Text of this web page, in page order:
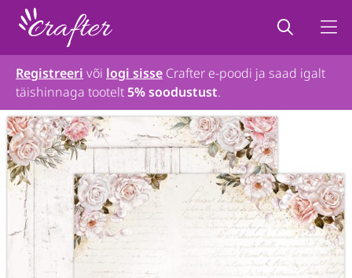
Registreeri või logi sisse Crafter e-poodi ja saad igalt
täishinnaga tootelt5% soodustust.